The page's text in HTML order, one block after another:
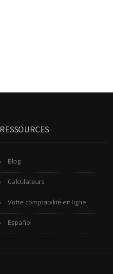
RESSOURCES
Blog
Calculateurs
Votre comptabilité en ligne
Español